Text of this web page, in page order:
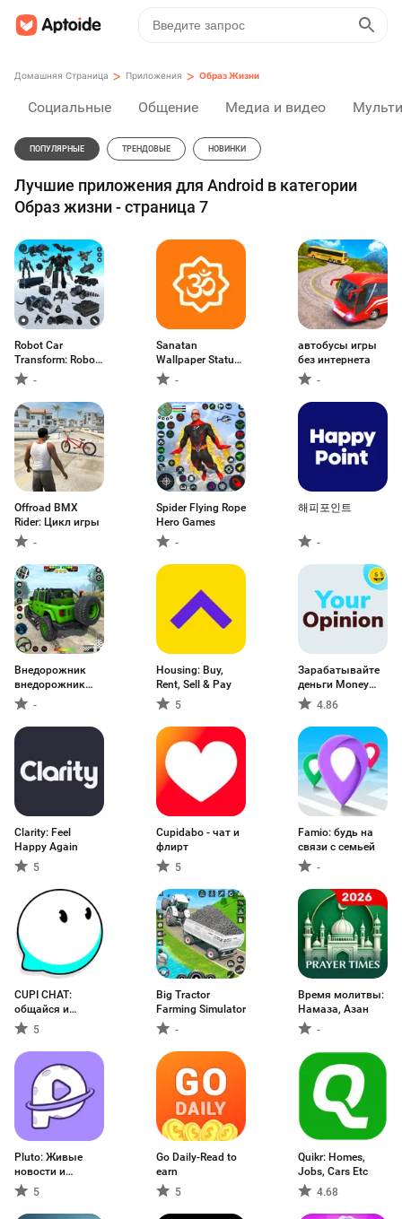
Домашняя Страница > Приложения > Образ Жизни
Социальные Общение Медиа и видео
ПОПУЛЯРНЫЕ ТРЕНДОВЫЕ НОВИНКИ
Лучшие приложения для Android в категории
Образ жизни - страница 7
Robot Car
Transform: Robot
War -
Sanatan
Wallpaper Status
Aarti-
автобусы игры
без интернета
-
Offroad BMX
Rider: Цикл игры
-
Spider Flying Rope
Hero Games
-
해피포인트
-
Внедорожник
внедорожник
джип-
Housing: Buy,
Rent, Sell & Pay
5
Зарабатывайте
деньги Money
App 4.86
Clarity: Feel
Happy Again
5
Cupidabo - чат и
флирт
5
Famio: будь на
связи с семьей
-
CUPI CHAT:
общайся и
флиртуй
5
Big Tractor
Farming Simulator
-
Время молитвы:
Намаза, Азан
-
Pluto: Живые
новости и
награды
5
Go Daily-Read to
earn
5
Quikr: Homes,
Jobs, Cars Etc
4.68